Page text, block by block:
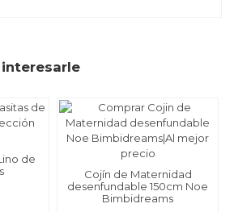
de
Cojín de Maternidad
desenfundable 150cm Noe
Bimbidreams